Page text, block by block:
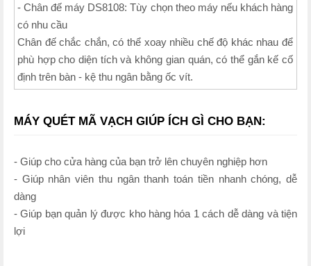
- Chân đế máy DS8108: Tùy chọn theo máy nếu khách hàng
có nhu cầu
Chân đế chắc chắn, có thể xoay nhiều chế độ khác nhau để
phù hợp cho diện tích và không gian quán, có thể gắn kế cố
định trên bàn - kệ thu ngân bằng ốc vít.
MÁY QUÉT MÃ VẠCH GIÚP ÍCH GÌ CHO BẠN:
- Giúp cho cửa hàng của bạn trở lên chuyên nghiệp hơn
- Giúp nhân viên thu ngân thanh toán tiền nhanh chóng, dễ
dàng
- Giúp bạn quản lý được kho hàng hóa 1 cách dễ dàng và tiện
lợi